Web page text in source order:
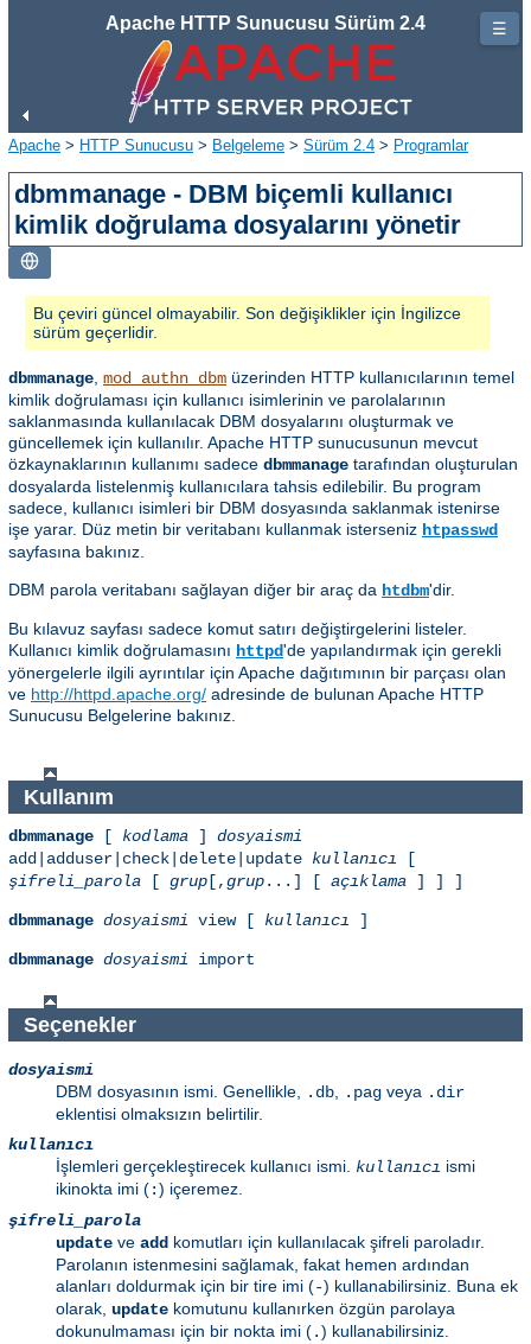
Apache HTTP Sunucusu Sürüm 2.4
Apache > HTTP Sunucusu > Belgeleme > Sürüm 2.4 > Programlar
dbmmanage - DBM biçemli kullanıcı
kimlik doğrulama dosyalarını yönetir
Bu çeviri güncel olmayabilir. Son değişiklikler için İngilizce
sürüm geçerlidir.
dbmmanage mod_authn_dbm üzerinden HTTP kullanıcılarının temel
kimlik doğrulaması için kullanıcı isimlerinin ve parolalarının
saklanmasında kullanılacak DBM dosyalarını oluşturmak ve
güncellemek için kullanılır. Apache HTTP sunucusunun mevcut
özkaynaklarının kullanımı sadece dbmmanage tarafından oluşturulan
dosyalarda listelenmiş kullanıcılara tahsis edilebilir. Bu program
sadece, kullanıcı isimleri bir DBM dosyasında saklanmak istenirse
işe yarar. Düz metin bir veritabanı kullanmak isterseniz htpasswd
sayfasına bakınız.
DBM parola veritabanı sağlayan diğer bir araç da htdbm'dir.
Bu kılavuz sayfası sadece komut satırı değiştirgelerini listeler.
Kullanıcı kimlik doğrulamasını httpd'de yapılandırmak için gerekli
yönergelerle ilgili ayrıntılar için Apache dağıtımının bir parçası olan
ve http://httpd.apache.org/ adresinde de bulunan Apache HTTP
Sunucusu Belgelerine bakınız.
Kullanım
dbmmanage [ kodlama ] dosyaismi
add|adduser|check|delete|update kullanıcı [
şifreli_parola [ grup [,grup...] [ açıklama ] ] ]
dbmmanage dosyaismi view [ kullanıcı ]
dbmmanage dosyaismi import
Seçenekler
dosyaismi
DBM dosyasının ismi. Genellikle, .db, .pag veya .dir
eklentisi olmaksızın belirtilir.
kullanıcı
İşlemleri gerçekleştirecek kullanıcı ismi. kullanıcı ismi
ikinokta imi (:) içeremez.
şifreli_parola
update ve add komutları için kullanılacak şifreli paroladır.
Parolanın istenmesini sağlamak, fakat hemen ardından
alanları doldurmak için bir tire imi (-) kullanabilirsiniz. Buna ek
olarak, update komutunu kullanırken özgün parolaya
dokunulmaması için bir nokta imi (.) kullanabilirsiniz.
☰